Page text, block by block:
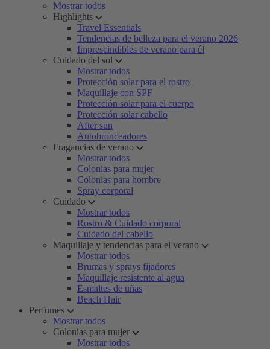
Mostrar todos
Highlights
Travel Essentials
Tendencias de belleza para el verano 2026
Imprescindibles de verano para él
Cuidado del sol
Mostrar todos
Protección solar para el rostro
Maquillaje con SPF
Protección solar para el cuerpo
Protección solar cabello
After sun
Autobronceadores
Fragancias de verano
Mostrar todos
Colonias para mujer
Colonias para hombre
Spray corporal
Cuidado
Mostrar todos
Rostro & Cuidado corporal
Cuidado del cabello
Maquillaje y tendencias para el verano
Mostrar todos
Brumas y sprays fijadores
Maquillaje resistente al agua
Esmaltes de uñas
Beach Hair
Perfumes
Mostrar todos
Colonias para mujer
Mostrar todos